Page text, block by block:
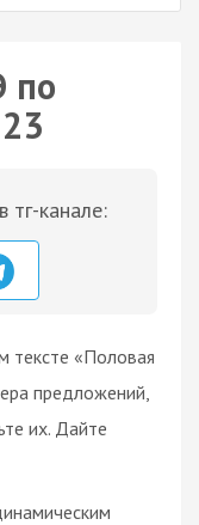
по
тг-канале:
тексте «Половая
предложений,
их. Дайте